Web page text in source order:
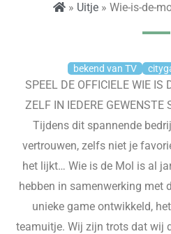
» Uitje» Wie-is-de-
bekend van TV
SPEEL DE OFFICIELE WIE
ZELF IN IEDERE GEWENSTE
Tijdens dit spannende
vertrouwen, zelfs niet je
het lijkt… Wie is de Mol is al
hebben in samenwerking met
unieke game ontwikkeld,
teamuitje. Wij zijn trots dat wij